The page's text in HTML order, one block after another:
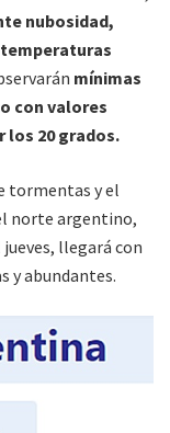
nubosidad,
mínimas
con valores
los 20 grados.
tormentas y el
norte argentino,
llegará con
y abundantes.